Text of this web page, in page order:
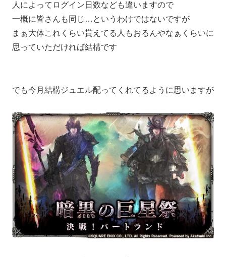
人によってログイン日数なども違いますので
一概に皆さんも同じ…というわけではないですが
まぁ大体これくらい貰えてる人もおるんやなぁくらいに
思っていただければ結構です
でも今月結構ジュエル配ってくれてるように思いますが